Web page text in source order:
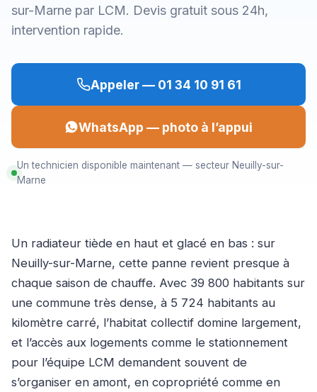
sur-Marne par LCM. Devis gratuit sous 24h,
intervention rapide.
Appeler — 01 34 10 91 61
WhatsApp — photo à l’appui
Un technicien disponible maintenant — secteur Neuilly-sur-
Marne
Un radiateur tiède en haut et glacé en bas : sur
Neuilly-sur-Marne, cette panne revient presque à
chaque saison de chauffe. Avec 39 800 habitants sur
une commune très dense, à 5 724 habitants au
kilomètre carré, l’habitat collectif domine largement,
et l’accès aux logements comme le stationnement
pour l’équipe LCM demandent souvent de
s’organiser en amont, en copropriété comme en